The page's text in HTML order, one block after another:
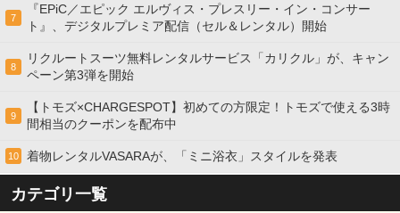
7
『EPiC／エピック エルヴィス・プレスリー・イン・コンサー
ト』、デジタルプレミア配信（セル＆レンタル）開始
8
リクルートスーツ無料レンタルサービス「カリクル」が、キャン
ペーン第3弾を開始
9
【トモズ×CHARGESPOT】初めての方限定！トモズで使える3時
間相当のクーポンを配布中
10 着物レンタルVASARAが、「ミニ浴衣」スタイルを発表
カテゴリ一覧